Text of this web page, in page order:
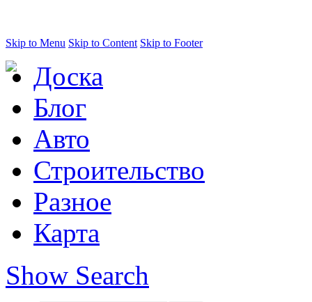
Skip to Menu Skip to Content Skip to Footer
Доска
Блог
Авто
Строительство
Разное
Карта
Show Search